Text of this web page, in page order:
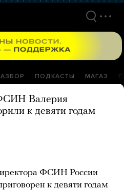
ПОДКАСТЫ МАГАЗ
Валерия
к девяти годам
ФСИН России
к девяти годам